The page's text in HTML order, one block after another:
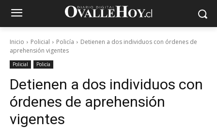
Inicio Policial Policía
Detienen a dos individuos con órdenes de
aprehensión vigentes
Policial Policía
Detienen a dos individuos con
órdenes de aprehensión
vigentes